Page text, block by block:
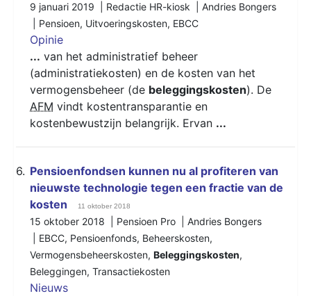
9 januari 2019 | Redactie HR-kiosk | Andries Bongers
Pensioen, Uitvoeringskosten, EBCC
Opinie
... van het administratief beheer
(administratiekosten) en de kosten van het
vermogensbeheer (de beleggingskosten). De
AFM vindt kostentransparantie en
kostenbewustzijn belangrijk. Ervan ...
6. Pensioenfondsen kunnen nu al profiteren van
nieuwste technologie tegen een fractie van de
kosten
11 oktober 2018
15 oktober 2018 | Pensioen Pro | Andries Bongers
EBCC, Pensioenfonds, Beheerskosten,
Vermogensbeheerskosten, Beleggingskosten,
Beleggingen, Transactiekosten
Nieuws